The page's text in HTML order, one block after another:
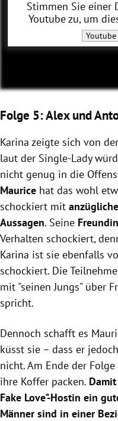
Stimmen Sie einer
Youtubezu, um
Youtube
Folge 5: Alex und
Karina zeigte sich von
laut der Single-Lady
nicht genug in die
Maurice hat das wohl
schockiert mit
Aussagen. Seine
Verhalten schockiert,
Karina ist sie ebenfalls
schockiert. Die
mit "seinen Jungs" über
spricht.
Dennoch schafft es
küsst sie – dass er
nicht. Am Ende der Folge
ihre Koffer packen.
Fake Love"-Hostin ein
Männer sind in einer